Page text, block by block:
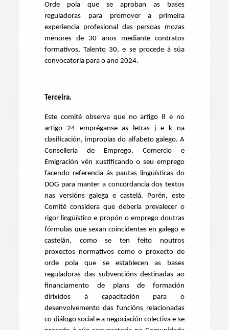
Orde pola que se aproban as bases
reguladoras para promover a primeira
experiencia profesional das persoas mozas
menores de 30 anos mediante contratos
formativos, Talento 30, e se procede á súa
convocatoria para o ano 2024.
Terceira.
Este comité observa que no artigo 8 e no
artigo 24 empréganse as letras j e k na
clasificación, impropias do alfabeto galego. A
Consellería de Emprego, Comercio e
Emigración vén xustificando o seu emprego
facendo referencia ás pautas lingüísticas do
DOG para manter a concordancia dos textos
nas versións galega e castelá. Porén, este
Comité considera que debería prevalecer o
rigor lingüístico e propón o emprego doutras
fórmulas que sexan coincidentes en galego e
castelán, como se ten feito noutros
proxectos normativos como o proxecto de
orde pola que se establecen as bases
reguladoras das subvencións destinadas ao
financiamento de plans de formación
dirixidos á capacitación para o
desenvolvemento das funcións relacionadas
co diálogo social e a negociación colectiva e se